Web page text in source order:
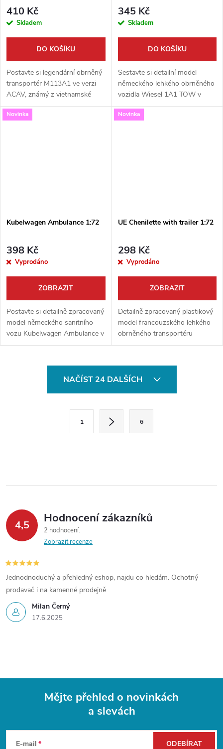
410 Kč
Skladem
DO KOŠÍKU
Postavte si legendární obrněný
transportér M113A1 ve verzi
ACAV, známý z vietnamské
války. Tato vysoce detailní
stavebnice od S-Model v
345 Kč
Skladem
DO KOŠÍKU
Sestavte si detailní model
německého lehkého obrněného
vozidla Wiesel 1A1 TOW v
měřítku 1:72. Tento model od
S-Model zachycuje ikonický
Novinka
Kubelwagen Ambulance 1:72
398 Kč
Vyprodáno
ZOBRAZIT
Postavte si detailně zpracovaný
model německého sanitního
vozu Kubelwagen Ambulance v
měřítku 1:72. Toto výhodné
obsahuje hned dva kompletní
Novinka
UE Chenilette with trailer 1:72
298 Kč
Vyprodáno
ZOBRAZIT
Detailně zpracovaný plastikový
model francouzského lehkého
obrněného transportéru
Renault UE Chenilette s
od S-Model v měřítku 1:72
obsahuje hned...
í
p
v
k
y
p
u
NAČÍST 24 DALŠÍCH
k
v
á
n
1 6
4,5 Hodnocení zákazníků
2 hodnocení
Zobrazit recenze
Milan Černý
17.6.2025
Jednodnoduchý a přehledný eshop, najdu co hledám. Ochotný
prodavač i na kamenné prodejně
Mějte přehled o novinkách
a slevách
E-mail ODEBÍRAT